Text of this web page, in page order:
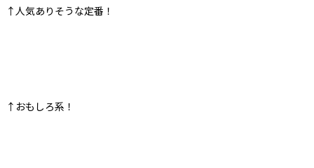
↑人気ありそうな定番！
↑おもしろ系！